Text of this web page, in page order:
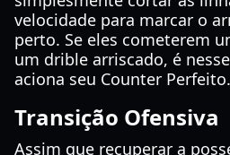
velocidade para marcar o
perto. Se eles cometerem
um drible arriscado, é
aciona seu Counter Perfeito.
Transição Ofensiva
Assim que recuperar a